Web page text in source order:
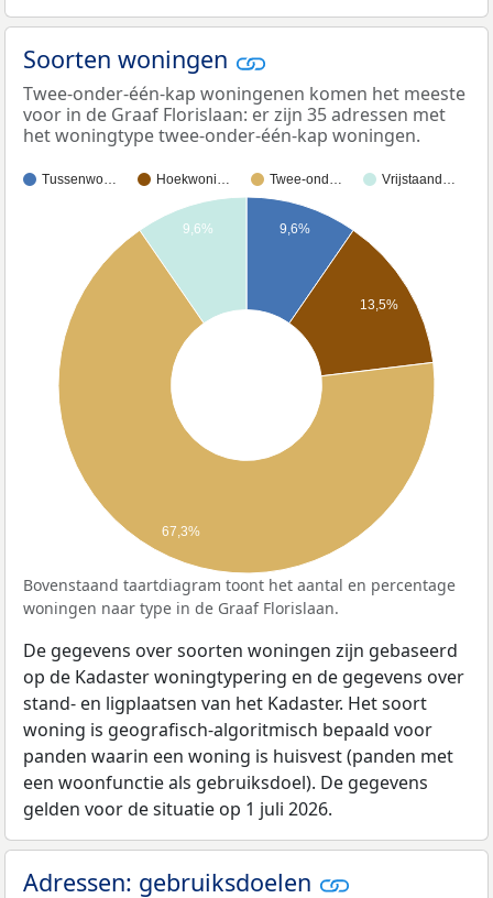
Soorten woningen
Twee-onder-één-kap woningenen komen het meeste
voor in de Graaf Florislaan: er zijn 35 adressen met
het woningtype twee-onder-één-kap woningen.
Tussenwo… Hoekwoni… Twee-ond… Vrijstaand…
9,6%
13,5%
9,6%
67,3%
Bovenstaand taartdiagram toont het aantal en percentage
woningen naar type in de Graaf Florislaan.
De gegevens over soorten woningen zijn gebaseerd
op de Kadaster woningtypering en de gegevens over
stand- en ligplaatsen van het Kadaster. Het soort
woning is geografisch-algoritmisch bepaald voor
panden waarin een woning is huisvest (panden met
een woonfunctie als gebruiksdoel). De gegevens
gelden voor de situatie op 1 juli 2026.
Adressen: gebruiksdoelen